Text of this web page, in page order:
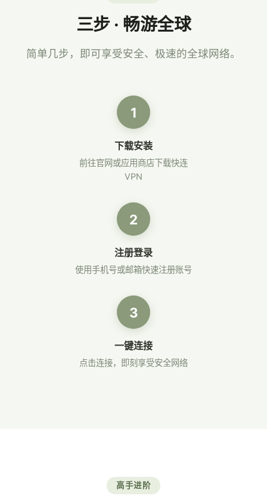
三步 · 畅游全球
简单几步，即可享受安全、极速的全球网络。
1
下载安装
前往官网或应用商店下载快连
VPN
2
注册登录
使用手机号或邮箱快速注册账号
3
一键连接
点击连接，即刻享受安全网络
高手进阶